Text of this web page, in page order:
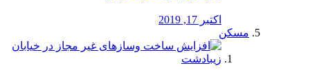
اکتبر 17, 2019
مسکن